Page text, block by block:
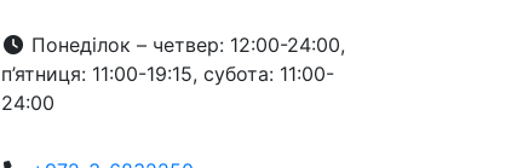
Понеділок – четвер: 12:00-24:00,
п’ятниця: 11:00-19:15, субота: 11:00-
24:00